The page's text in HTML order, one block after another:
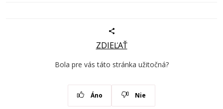
ZDIEĽAŤ
Bola pre vás táto stránka užitočná?
Áno Nie